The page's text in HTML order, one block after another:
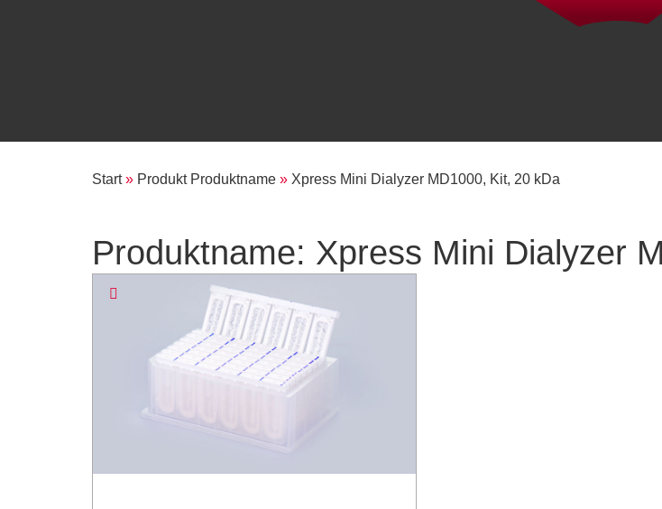
Start » Produkt Produktname » Xpress Mini Dialyzer MD1000, Kit, 20 kDa
Produktname: Xpress Mini Dialyzer